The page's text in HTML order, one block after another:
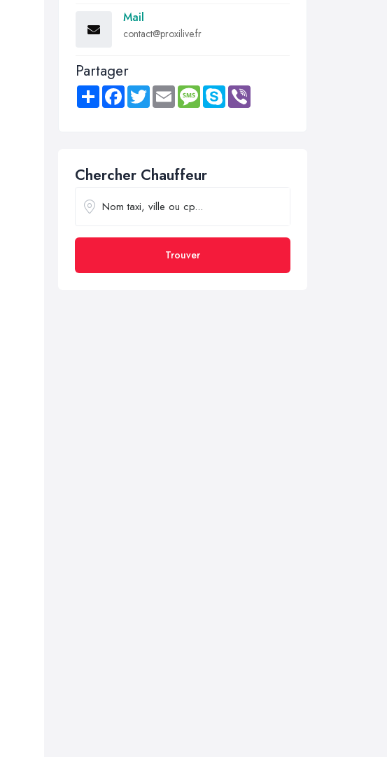
Mail
contact@proxilive.fr
Partager
Share FacebookTwitter Email MessageSkype
Chercher Chauffeur
Trouver